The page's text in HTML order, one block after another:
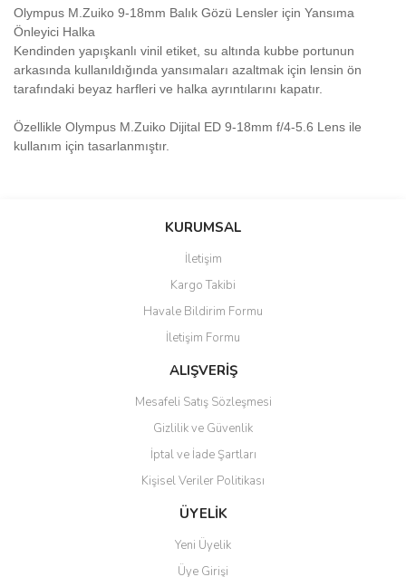
Olympus M.Zuiko 9-18mm Balık Gözü Lensler için Yansıma
Önleyici Halka
Kendinden yapışkanlı vinil etiket, su altında kubbe portunun
arkasında kullanıldığında yansımaları azaltmak için lensin ön
tarafındaki beyaz harfleri ve halka ayrıntılarını kapatır.
Özellikle Olympus M.Zuiko Dijital ED 9-18mm f/4-5.6 Lens ile
kullanım için tasarlanmıştır.
Bu ürüne ilk yorumu siz yapın!
Ürün resmi kalitesiz, bozuk veya görüntülenemiyor.
Ürün açıklamasında eksik bilgiler bulunuyor.
Ürün bilgilerinde hatalar bulunuyor.
Ürün fiyatı diğer sitelerden daha pahalı.
Gönder
KURUMSAL
İletişim
Kargo Takibi
Havale Bildirim Formu
İletişim Formu
ALIŞVERİŞ
Mesafeli Satış Sözleşmesi
Gizlilik ve Güvenlik
İptal ve İade Şartları
Kişisel Veriler Politikası
ÜYELİK
Yeni Üyelik
Üye Girişi